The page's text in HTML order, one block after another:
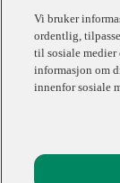
OBOS
OBOS
Om
Følg oss
Vi bruker
ordentlig,
til sosiale medier
informasjon om
innenfor sosiale